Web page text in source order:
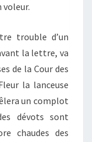
trouble d’un
la lettre, va
de la Cour des
la lanceuse
un complot
dévots sont
chaudes des